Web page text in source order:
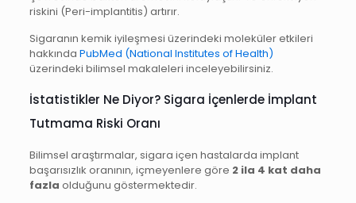
riskini (Peri-implantitis) artırır.
Sigaranın kemik iyileşmesi üzerindeki moleküler etkileri
hakkında PubMed (National Institutes of Health)
üzerindeki bilimsel makaleleri inceleyebilirsiniz.
İstatistikler Ne Diyor? Sigara İçenlerde İmplant
Tutmama Riski Oranı
Bilimsel araştırmalar, sigara içen hastalarda implant
başarısızlık oranının, içmeyenlere göre 2 ila 4 kat daha
fazla olduğunu göstermektedir.